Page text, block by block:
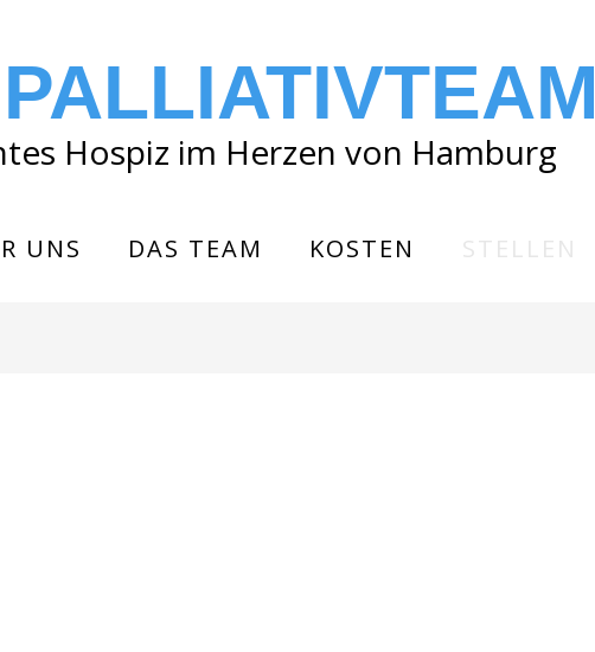
Hospiz im Herzen von Hamburg
UNS DAS TEAM KOSTEN STELLEN